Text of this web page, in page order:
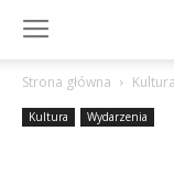
Strona główna Kultura
Kultura Wydarzenia